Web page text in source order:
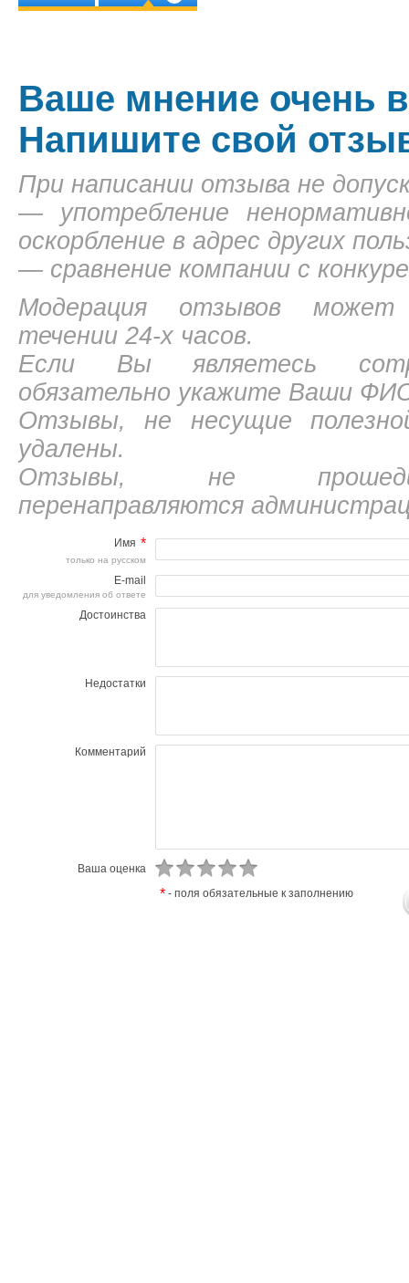
Ваше мнение очень
Напишите свой
При написании отзыва не
— употребление
оскорбление в адрес других
— сравнение компании с
Модерация отзывов
течении 24-х часов.
Если Вы являетесь
обязательно укажите Ваши
Отзывы, не несущие
удалены.
Отзывы, не
перенаправляются
Имя *
только на русском
E-mail
для уведомления об ответе
Достоинства
Недостатки
Комментарий
Ваша оценка
* - поля обязательные к заполнению